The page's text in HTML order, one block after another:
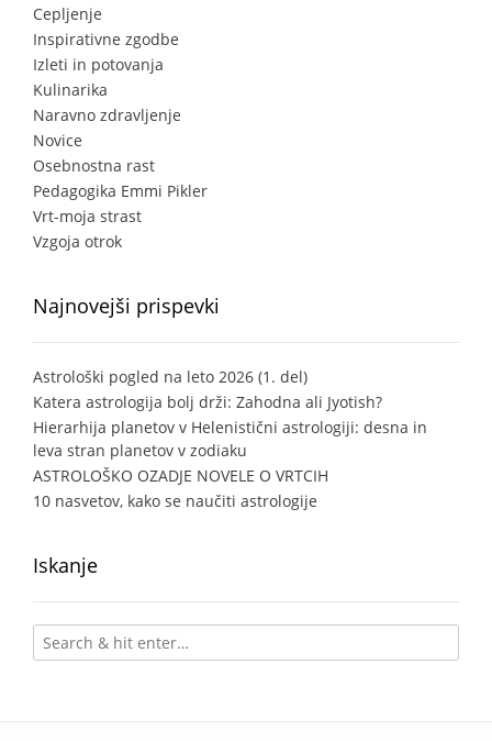
Cepljenje
Inspirativne zgodbe
Izleti in potovanja
Kulinarika
Naravno zdravljenje
Novice
Osebnostna rast
Pedagogika Emmi Pikler
Vrt-moja strast
Vzgoja otrok
Najnovejši prispevki
Astrološki pogled na leto 2026 (1. del)
Katera astrologija bolj drži: Zahodna ali Jyotish?
Hierarhija planetov v Helenistični astrologiji: desna in
leva stran planetov v zodiaku
ASTROLOŠKO OZADJE NOVELE O VRTCIH
10 nasvetov, kako se naučiti astrologije
Iskanje